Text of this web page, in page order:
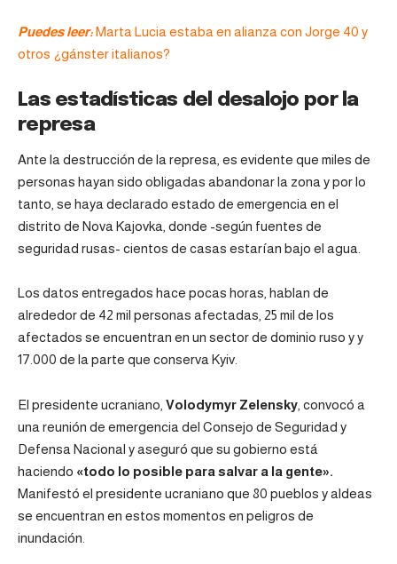
Puedes leer: Marta Lucia estaba en alianza con Jorge 40 y
otros ¿gánster italianos?
Las estadísticas del desalojo por la
represa
Ante la destrucción de la represa, es evidente que miles de
personas hayan sido obligadas abandonar la zona y por lo
tanto, se haya declarado estado de emergencia en el
distrito de Nova Kajovka, donde -según fuentes de
seguridad rusas- cientos de casas estarían bajo el agua.
Los datos entregados hace pocas horas, hablan de
alrededor de 42 mil personas afectadas, 25 mil de los
afectados se encuentran en un sector de dominio ruso y y
17.000 de la parte que conserva Kyiv.
El presidente ucraniano, Volodymyr Zelensky , convocó a
una reunión de emergencia del Consejo de Seguridad y
Defensa Nacional y aseguró que su gobierno está
haciendo «todo lo posible para salvar a la gente».
Manifestó el presidente ucraniano que 80 pueblos y aldeas
se encuentran en estos momentos en peligros de
inundación.